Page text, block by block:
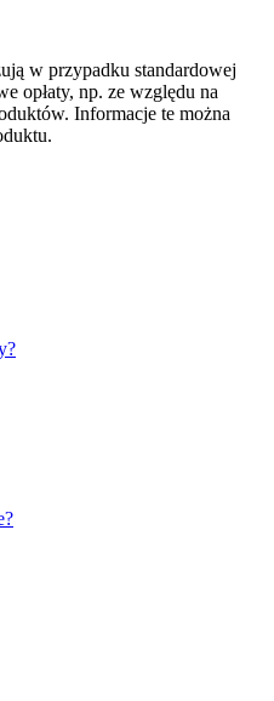
w przypadku standardowej
opłaty, np. ze względu na
Informacje te można